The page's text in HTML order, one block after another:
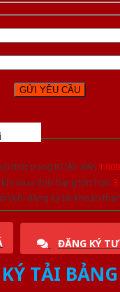
thất trang trí lên đến
khi mua đơn hàng lớn hơn
khi đăng ký tài khoản
ĐĂNG KÝ
TẢI